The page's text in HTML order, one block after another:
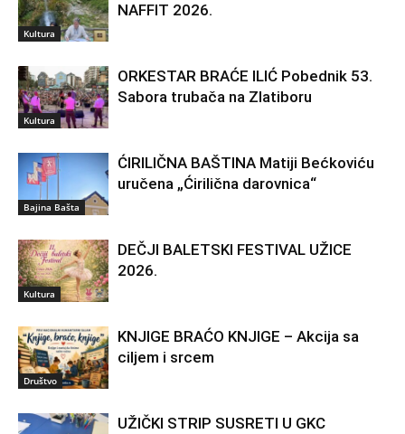
Kultura
NAFFIT 2026.
Kultura
ORKESTAR BRAĆE ILIĆ Pobednik 53.
Sabora trubača na Zlatiboru
Bajina Bašta
ĆIRILIČNA BAŠTINA Matiji Bećkoviću
uručena „Ćirilična darovnica“
Kultura
DEČJI BALETSKI FESTIVAL UŽICE
2026.
Društvo
KNJIGE BRAĆO KNJIGE – Akcija sa
ciljem i srcem
UŽIČKI STRIP SUSRETI U GKC